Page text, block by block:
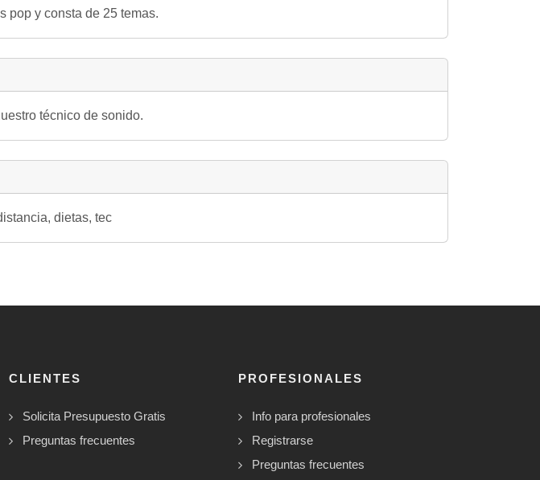
pop y consta de 25 temas.
técnico de sonido.
dietas, tec
CLIENTES
Solicita Presupuesto Gratis
Preguntas frecuentes
PROFESIONALES
Info para profesionales
Registrarse
Preguntas frecuentes